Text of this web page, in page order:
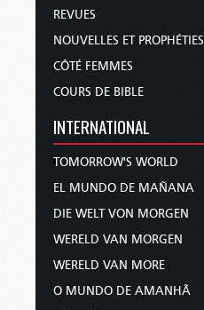
REVUES
NOUVELLES ET PROPHÉTIES
CÔTÉ FEMMES
COURS DE BIBLE
INTERNATIONAL
TOMORROW'S WORLD
EL MUNDO DE MAÑANA
DIE WELT VON MORGEN
WERELD VAN MORGEN
WERELD VAN MORE
O MUNDO DE AMANHÃ